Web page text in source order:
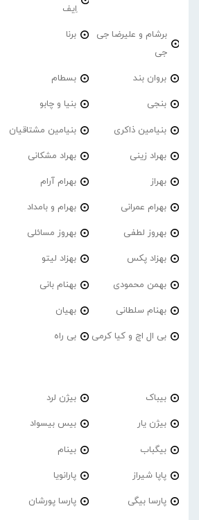
اِیف
برشام و علیرضا جی
جی
برنا
بروان بند بسطام
بنجی بنیا و چابو
بنیامین ذاکری بنیامین مشتاقیان
بهراد زینی بهراد مشکانی
بهراز بهرام آرام
بهرام عمرانی بهرام و بامداد
بهروز لطفی بهروز مسائلی
بهزاد پکس بهزاد لیتو
بهمن محمودی بهنام بانی
بهنام سلطانی بهیان
بی ال اچ و کیا کرمی بی راه
بیباک بیژن لرد
بیژن یار بیس بیسواد
بیگباب بینام
پاپا شیراز پارانویا
پارسا بیگی پارسا پورشان